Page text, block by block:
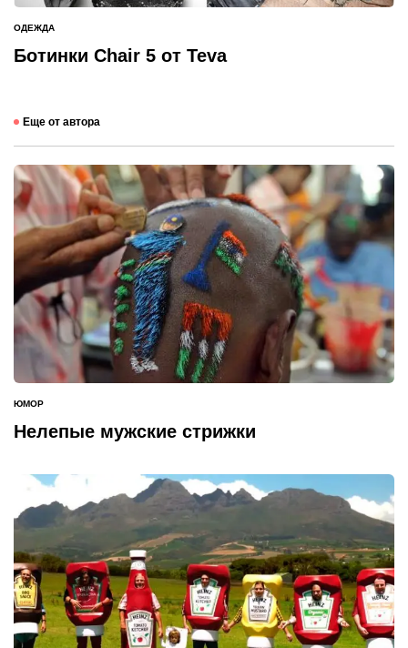
ОПУБЛИКОВАНО
В
ОДЕЖДА
Ботинки Chair 5 от Teva
Еще от автора
ОПУБЛИКОВАНО
В
ЮМОР
Нелепые мужские стрижки